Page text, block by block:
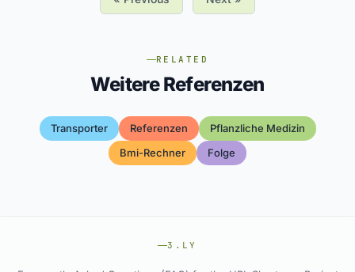
RELATED
Weitere Referenzen
Transporter Referenzen
Pflanzliche Medizin
Bmi-Rechner
Folge
3.LY